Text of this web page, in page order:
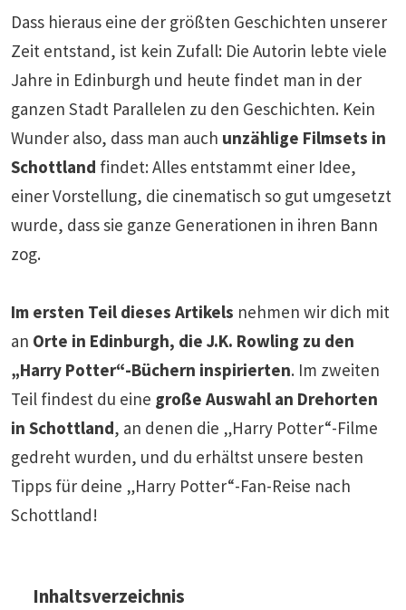
Dass hieraus eine der größten Geschichten unserer
Zeit entstand, ist kein Zufall: Die Autorin lebte viele
Jahre in Edinburgh und heute findet man in der
ganzen Stadt Parallelen zu den Geschichten. Kein
Wunder also, dass man auch unzählige Filmsets in
Schottland findet: Alles entstammt einer Idee,
einer Vorstellung, die cinematisch so gut umgesetzt
wurde, dass sie ganze Generationen in ihren Bann
zog.
Im ersten Teil dieses Artikels nehmen wir dich mit
an Orte in Edinburgh, die J.K. Rowling zu den
„Harry Potter“-Büchern inspirierten. Im zweiten
Teil findest du eine große Auswahl an Drehorten
in Schottland, an denen die „Harry Potter“-Filme
gedreht wurden, und du erhältst unsere besten
Tipps für deine „Harry Potter“-Fan-Reise nach
Schottland!
Inhaltsverzeichnis